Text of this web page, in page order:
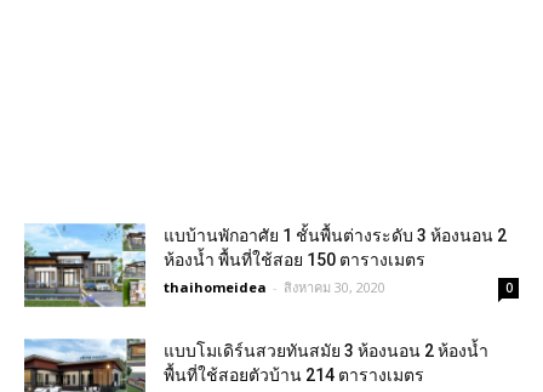
แบบ้านพักอาศัย 1 ชั้นพื้นต่างระดับ 3 ห้องนอน 2
ห้องน้ำ พื้นที่ใช้สอย 150 ตารางเมตร
thaihomeidea - สิงหาคม 30, 2020 0
แบบโมเดิร์นสวยทันสมัย 3 ห้องนอน 2 ห้องน้ำ
พื้นที่ใช้สอยตัวบ้าน 214 ตารางเมตร